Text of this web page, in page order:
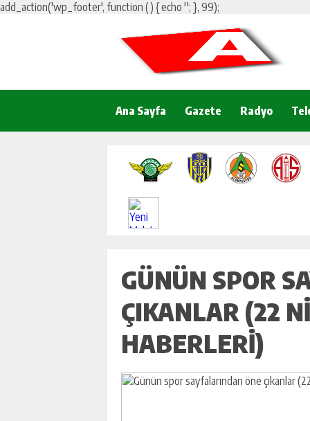
add_action('wp_footer', function () { echo ''; }, 99);
Ana Sayfa Gazete Radyo
GÜNÜN SPOR
ÇIKANLAR (22
HABERLERI)